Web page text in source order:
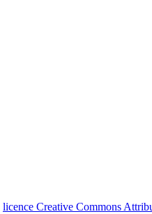
licence Creative Commons